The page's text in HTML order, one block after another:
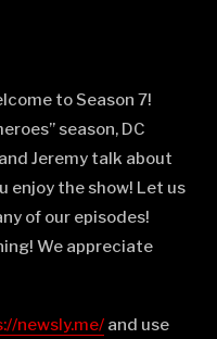
to Season 7!
season, DC
Jeremy talk about
enjoy the show! Let us
of our episodes!
We appreciate
newsly.me/⁠⁠⁠⁠⁠⁠⁠⁠⁠⁠⁠⁠⁠⁠⁠⁠⁠⁠⁠⁠⁠⁠⁠⁠⁠⁠⁠⁠⁠⁠⁠⁠⁠⁠⁠⁠⁠⁠⁠⁠⁠⁠⁠⁠⁠⁠⁠⁠⁠⁠⁠⁠⁠⁠⁠⁠⁠⁠⁠⁠⁠⁠⁠⁠⁠⁠⁠⁠⁠⁠⁠⁠⁠⁠⁠⁠ and use